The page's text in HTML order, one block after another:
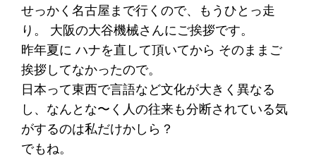
せっかく名古屋まで行くので、もうひとっ走
り。 大阪の大谷機械さんにご挨拶です。
昨年夏に ハナを直して頂いてから そのままご
挨拶してなかったので。
日本って東西で言語など文化が大きく異なる
し、なんとな〜く人の往来も分断されている気
がするのは私だけかしら？
でもね。